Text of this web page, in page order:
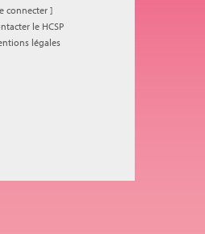
connecter ]
le HCSP
légales